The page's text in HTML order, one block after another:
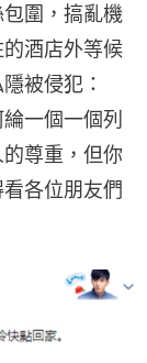
圍，搞亂機
酒店外等候
被侵犯：
一個一個列
尊重，但你
各位朋友們